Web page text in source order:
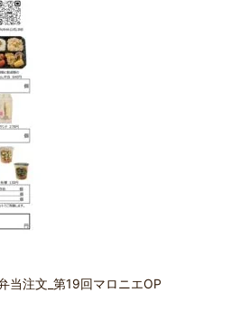
当注文_第19回マロニエOP